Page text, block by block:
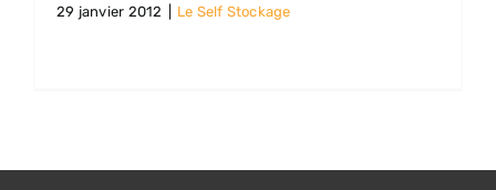
29 janvier 2012 Le Self Stockage